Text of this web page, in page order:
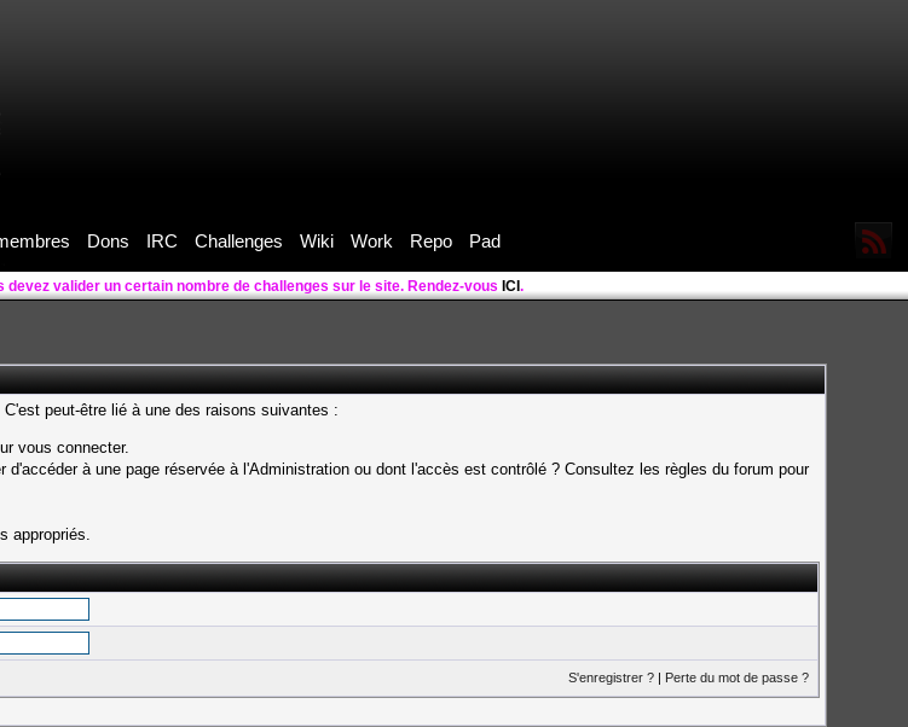
Dons IRC Challenges Wiki Work Repo Pad
valider un certain nombre de challenges sur le site. Rendez-vous ICI .
peut-être lié à une des raisons suivantes :
vous connecter.
à une page réservée à l'Administration ou dont l'accès est contrôlé ? Consultez les règles du forum pour
appropriés.
S'enregistrer ?| Perte du mot de passe ?